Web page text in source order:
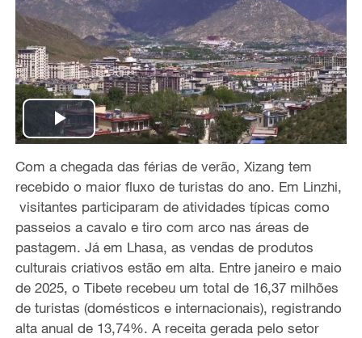
P
l
a
y
V
i
Com a chegada das férias de verão, Xizang tem
recebido o maior fluxo de turistas do ano. Em Linzhi,
visitantes participaram de atividades típicas como
passeios a cavalo e tiro com arco nas áreas de
pastagem. Já em Lhasa, as vendas de produtos
culturais criativos estão em alta. Entre janeiro e maio
de 2025, o Tibete recebeu um total de 16,37 milhões
de turistas (domésticos e internacionais), registrando
alta anual de 13,74%. A receita gerada pelo setor